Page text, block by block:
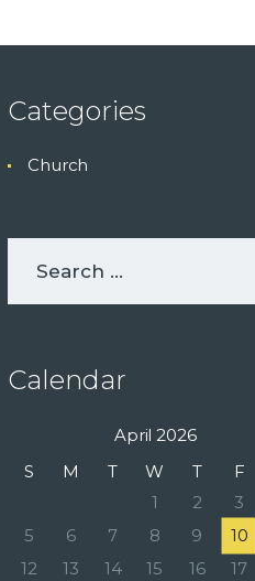
Categories
Church
Calendar
April 2026
S
M T W T F
1
2 3
5
6 7 8 9 10
12
13 14 15 16 17